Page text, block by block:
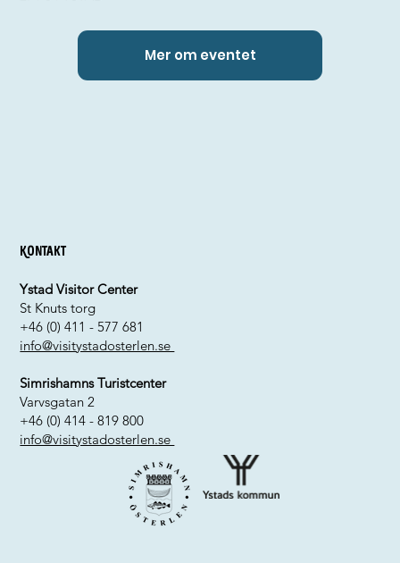
Mer om eventet
Kontakt
Ystad Visitor Center
St Knuts torg
+46 (0) 411 - 577 681
info@visitystadosterlen.se
Simrishamns Turistcenter
Varvsgatan 2
+46 (0) 414 - 819 800
info@visitystadosterlen.se